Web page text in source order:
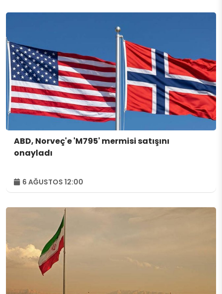
ABD, Norveç'e 'M795' mermisi satışını
onayladı
6 AĞUSTOS 12:00